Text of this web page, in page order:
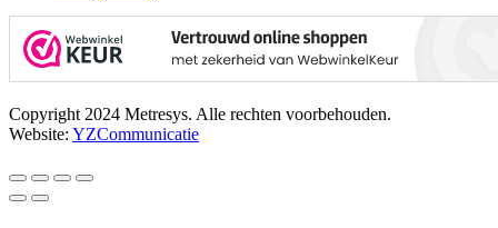
Copyright 2024 Metresys. Alle rechten voorbehouden.
Website: YZCommunicatie